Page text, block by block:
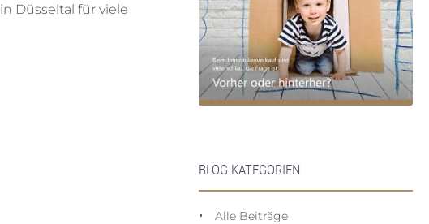
Düsseltal für viele
BLOG-KATEGORIEN
Alle Beiträge